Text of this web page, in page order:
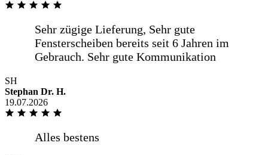
SH
Stephan Dr. H.
19.07.2026